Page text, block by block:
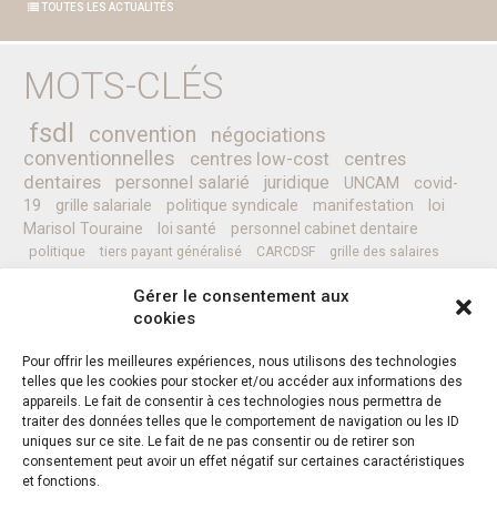
Gérer le consentement aux
cookies
Pour offrir les meilleures expériences, nous utilisons des technologies
telles que les cookies pour stocker et/ou accéder aux informations des
appareils. Le fait de consentir à ces technologies nous permettra de
traiter des données telles que le comportement de navigation ou les ID
uniques sur ce site. Le fait de ne pas consentir ou de retirer son
consentement peut avoir un effet négatif sur certaines caractéristiques
et fonctions.
TOUTES LES ACTUALITÉS
MOTS-CLÉS
fsdl convention
négociations
conventionnelles
centres low-cost
centres
dentaires
personnel salarié juridique UNCAM
covid-
19
grille salariale politique syndicale manifestation
loi
Marisol Touraine
loi santé personnel cabinet dentaire
politique tiers payant généralisé CARCDSF
grille des salaires
complémentaires santé
secret médical sénat CCAM
professionnels de santé
Instagram Facebook Twitter